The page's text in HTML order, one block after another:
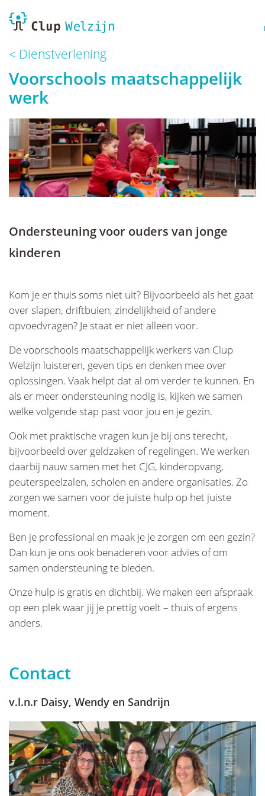
Dienstverlening
Voorschools maatschappelijk
werk
Ondersteuning voor ouders van jonge
kinderen
Kom je er thuis soms niet uit? Bijvoorbeeld als het gaat
over slapen, driftbuien, zindelijkheid of andere
opvoedvragen? Je staat er niet alleen voor.
De voorschools maatschappelijk werkers van Clup
Welzijn luisteren, geven tips en denken mee over
oplossingen. Vaak helpt dat al om verder te kunnen. En
als er meer ondersteuning nodig is, kijken we samen
welke volgende stap past voor jou en je gezin.
Ook met praktische vragen kun je bij ons terecht,
bijvoorbeeld over geldzaken of regelingen. We werken
daarbij nauw samen met het CJG, kinderopvang,
peuterspeelzalen, scholen en andere organisaties. Zo
zorgen we samen voor de juiste hulp op het juiste
moment.
Ben je professional en maak je je zorgen om een gezin?
Dan kun je ons ook benaderen voor advies of om
samen ondersteuning te bieden.
Onze hulp is gratis en dichtbij. We maken een afspraak
op een plek waar jij je prettig voelt – thuis of ergens
anders.
Contact
v.l.n.r Daisy, Wendy en Sandrijn